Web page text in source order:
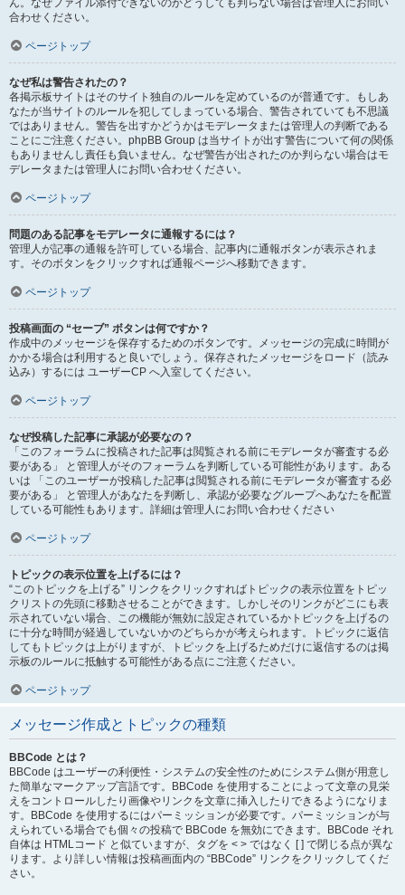
ん。なぜファイル添付できないのかどうしても判らない場合は管理人にお問い
合わせください。
ページトップ
なぜ私は警告されたの？
各掲示板サイトはそのサイト独自のルールを定めているのが普通です。もしあ
なたが当サイトのルールを犯してしまっている場合、警告されていても不思議
ではありません。警告を出すかどうかはモデレータまたは管理人の判断である
ことにご注意ください。phpBB Group は当サイトが出す警告について何の関係
もありませんし責任も負いません。なぜ警告が出されたのか判らない場合はモ
デレータまたは管理人にお問い合わせください。
ページトップ
問題のある記事をモデレータに通報するには？
管理人が記事の通報を許可している場合、記事内に通報ボタンが表示されま
す。そのボタンをクリックすれば通報ページへ移動できます。
ページトップ
投稿画面の “セーブ” ボタンは何ですか？
作成中のメッセージを保存するためのボタンです。メッセージの完成に時間が
かかる場合は利用すると良いでしょう。保存されたメッセージをロード（読み
込み）するには ユーザーCP へ入室してください。
ページトップ
なぜ投稿した記事に承認が必要なの？
「このフォーラムに投稿された記事は閲覧される前にモデレータが審査する必
要がある」 と管理人がそのフォーラムを判断している可能性があります。ある
いは 「このユーザーが投稿した記事は閲覧される前にモデレータが審査する必
要がある」 と管理人があなたを判断し、承認が必要なグループへあなたを配置
している可能性もあります。詳細は管理人にお問い合わせください
ページトップ
トピックの表示位置を上げるには？
“このトピックを上げる” リンクをクリックすればトピックの表示位置をトピッ
クリストの先頭に移動させることができます。しかしそのリンクがどこにも表
示されていない場合、この機能が無効に設定されているかトピックを上げるの
に十分な時間が経過していないかのどちらかが考えられます。トピックに返信
してもトピックは上がりますが、トピックを上げるためだけに返信するのは掲
示板のルールに抵触する可能性がある点にご注意ください。
ページトップ
メッセージ作成とトピックの種類
BBCode とは？
BBCode はユーザーの利便性・システムの安全性のためにシステム側が用意し
た簡単なマークアップ言語です。BBCode を使用することによって文章の見栄
えをコントロールしたり画像やリンクを文章に挿入したりできるようになりま
す。BBCode を使用するにはパーミッションが必要です。パーミッションが与
えられている場合でも個々の投稿で BBCode を無効にできます。BBCode それ
自体は HTMLコード と似ていますが、タグを < > ではなく [ ] で閉じる点が異な
ります。より詳しい情報は投稿画面内の “BBCode” リンクをクリックしてくだ
さい。